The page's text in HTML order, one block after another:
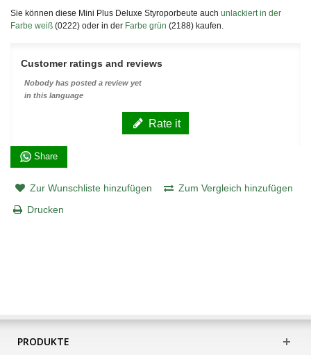
Sie können diese Mini Plus Deluxe Styroporbeute auch unlackiert in der
Farbe weiß (0222) oder in der Farbe grün (2188) kaufen.
Customer ratings and reviews
Nobody has posted a review yet
in this language
Rate it
Share
Zur Wunschliste hinzufügen
Zum Vergleich hinzufügen
Drucken
PRODUKTE